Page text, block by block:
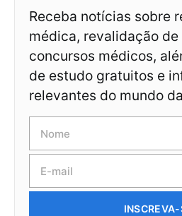
Receba notícias sobre
médica, revalidação
concursos médicos,
de estudo gratuitos e
relevantes do mundo
INSCREVA-